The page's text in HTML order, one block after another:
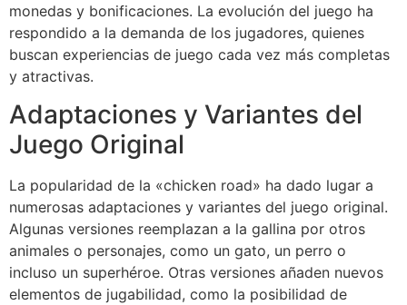
monedas y bonificaciones. La evolución del juego ha
respondido a la demanda de los jugadores, quienes
buscan experiencias de juego cada vez más completas
y atractivas.
Adaptaciones y Variantes del
Juego Original
La popularidad de la «chicken road» ha dado lugar a
numerosas adaptaciones y variantes del juego original.
Algunas versiones reemplazan a la gallina por otros
animales o personajes, como un gato, un perro o
incluso un superhéroe. Otras versiones añaden nuevos
elementos de jugabilidad, como la posibilidad de